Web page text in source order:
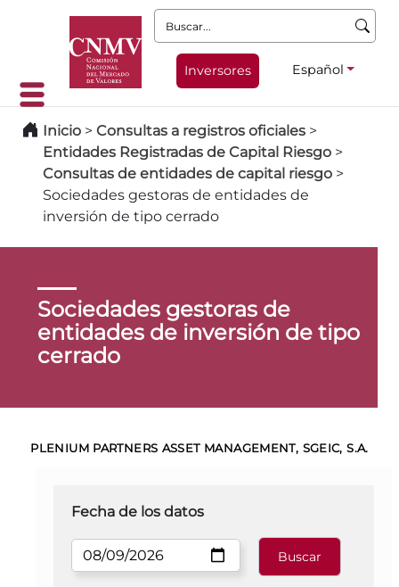
Buscar:
Inversores Español
Inicio > Consultas a registros oficiales >
Entidades Registradas de Capital Riesgo >
Consultas de entidades de capital riesgo >
Sociedades gestoras de entidades de
inversión de tipo cerrado
Sociedades gestoras de
entidades de inversión de tipo
cerrado
PLENIUM PARTNERS ASSET MANAGEMENT, SGEIC, S.A.
Fecha de los datos